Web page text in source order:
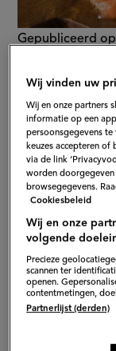
Gepubliceerd
Wij vinden uw
Wij en onze partners
informatie op een
persoonsgegevens
keuzes accepteren
via de link
worden doorgegeven
browsegegevens.
Cookiesbeleid
Wij en onze
volgende
Precieze
scannen ter
openen.
contentmetingen,
Partnerlijst (derden)